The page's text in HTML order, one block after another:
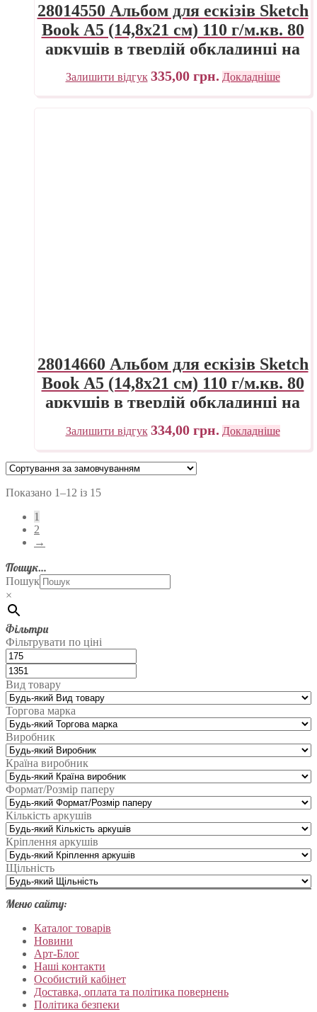
28014550 Альбом для ескізів Sketch
Book А5 (14,8х21 см) 110 г/м.кв. 80
аркушів в твердій обкладинці на
спіралі по довгій стороні Fabriano
Італія
Залишити відгук 335,00 грн. Докладніше
28014660 Альбом для ескізів Sketch
Book А5 (14,8х21 см) 110 г/м.кв. 80
аркушів в твердій обкладинці на
спіралі Fabriano Італія
Залишити відгук 334,00 грн. Докладніше
Показано 1–12 із 15
1
2
→
Пошук…
Пошук
×
Фільтри
Фільтрувати по ціні
Вид товару
Торгова марка
Виробник
Країна виробник
Формат/Розмір паперу
Кількість аркушів
Кріплення аркушів
Щільність
Меню сайту:
Каталог товарів
Новини
Арт-Блог
Наші контакти
Особистий кабінет
Доставка, оплата та політика повернень
Політика безпеки